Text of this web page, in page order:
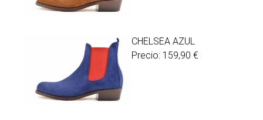
CHELSEA AZUL
Precio: 159,90 €